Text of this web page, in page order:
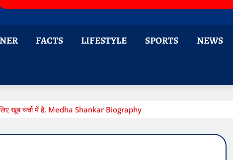
FACTS LIFESTYLE SPORTS NEWS
खूब चर्चा में है, Medha Shankar Biography